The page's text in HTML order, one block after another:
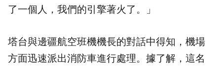
了一個人，我們的引擎著火了。」
塔台與邊疆航空班機機長的對話中得知，機場
方面迅速派出消防車進行處理。據了解，這名